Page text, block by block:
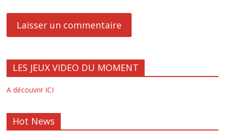
LES JEUX VIDEO DU MOMENT
A découvrir ICI
Hot News